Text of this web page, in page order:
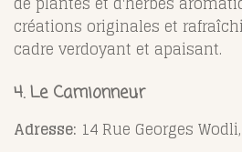
créations originales et
cadre verdoyant et apaisant.
4. Le Camionneur
Adresse: 14 Rue Georges